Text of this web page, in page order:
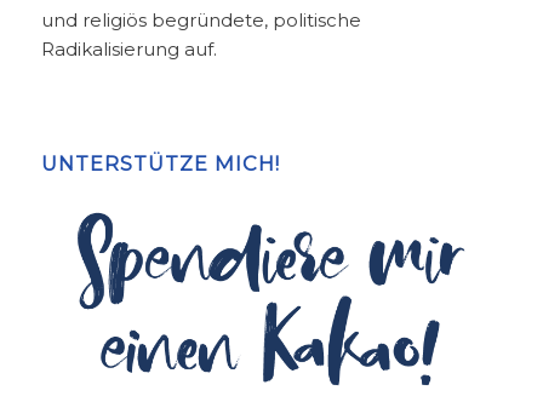
und religiös begründete, politische
Radikalisierung auf.
UNTERSTÜTZE MICH!